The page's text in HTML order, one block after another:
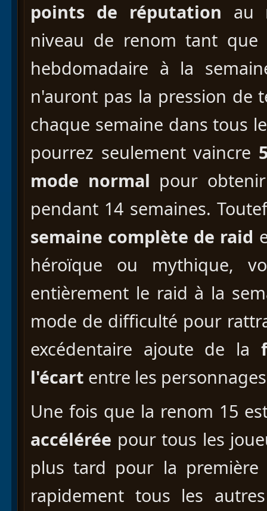
points de réputation au
niveau de renom tant
hebdomadaire à la
n'auront pas la pression de
chaque semaine dans tous
pourrez seulement vaincre
mode normal pour
pendant 14 semaines.
semaine complète de raid
héroïque ou mythique,
entièrement le raid à la
mode de difficulté pour
excédentaire ajoute de la
l'écart entre les
Une fois que la renom 15
accélérée pour tous les
plus tard pour la
rapidement tous les